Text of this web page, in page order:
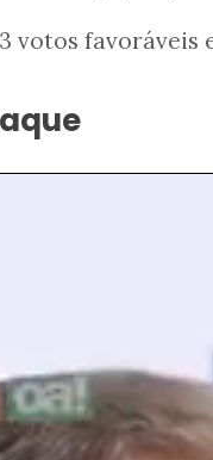
votos favoráveis